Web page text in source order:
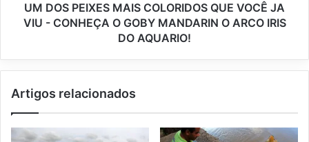
UM DOS PEIXES MAIS COLORIDOS QUE VOCÊ JA
VIU - CONHEÇA O GOBY MANDARIN O ARCO IRIS
DO AQUARIO!
Artigos relacionados